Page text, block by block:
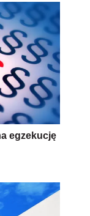
egzekucję